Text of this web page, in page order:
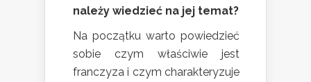
należy wiedzieć na jej temat?
Na początku warto powiedzieć
sobie czym właściwie jest
franczyza i czym charakteryzuje